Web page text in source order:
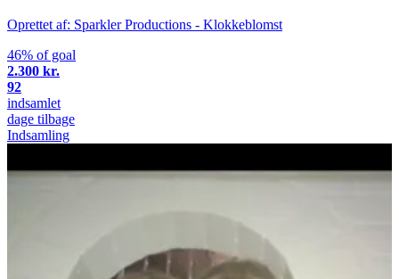
Oprettet af: Sparkler Productions - Klokkeblomst
46% of goal
2.300 kr.
92
indsamlet
dage tilbage
Indsamling